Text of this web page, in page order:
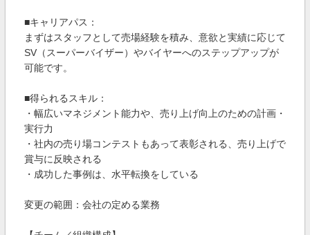
■キャリアパス：
まずはスタッフとして売場経験を積み、意欲と実績に応じて
SV（スーパーバイザー）やバイヤーへのステップアップが
可能です。
■得られるスキル：
・幅広いマネジメント能力や、売り上げ向上のための計画・
実行力
・社内の売り場コンテストもあって表彰される、売り上げで
賞与に反映される
・成功した事例は、水平転換をしている
変更の範囲：会社の定める業務